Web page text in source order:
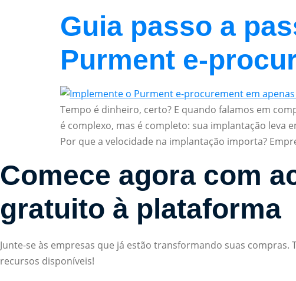
Guia passo a
Purment e-
Tempo é dinheiro, certo? E quando falamos em
é complexo, mas é completo: sua implantação leva
Por que a velocidade na implantação importa?
Comece agora com
gratuito à plataforma
Junte-se às empresas que já estão transformando suas compras.
recursos disponíveis!